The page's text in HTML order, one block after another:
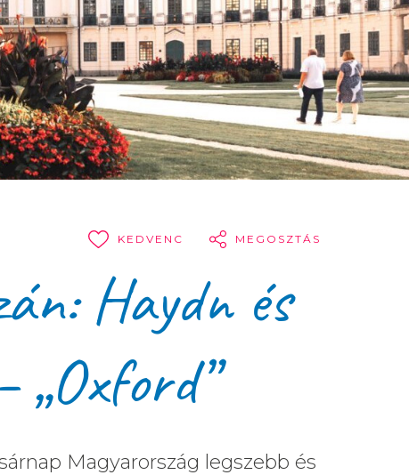
KEDVENC MEGOSZTÁS
Haydn és
Magyarország legszebb és